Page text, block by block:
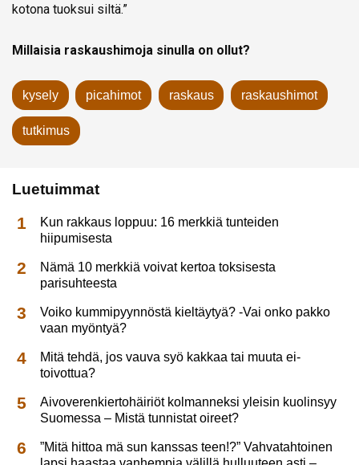
kotona tuoksui siltä.”
Millaisia raskaushimoja sinulla on ollut?
kysely picahimot raskaus raskaushimot
tutkimus
Luetuimmat
Kun rakkaus loppuu: 16 merkkiä tunteiden
hiipumisesta
Nämä 10 merkkiä voivat kertoa toksisesta
parisuhteesta
Voiko kummipyynnöstä kieltäytyä? -Vai onko pakko
vaan myöntyä?
Mitä tehdä, jos vauva syö kakkaa tai muuta ei-
toivottua?
Aivoverenkiertohäiriöt kolmanneksi yleisin kuolinsyy
Suomessa – Mistä tunnistat oireet?
”Mitä hittoa mä sun kanssas teen!?” Vahvatahtoinen